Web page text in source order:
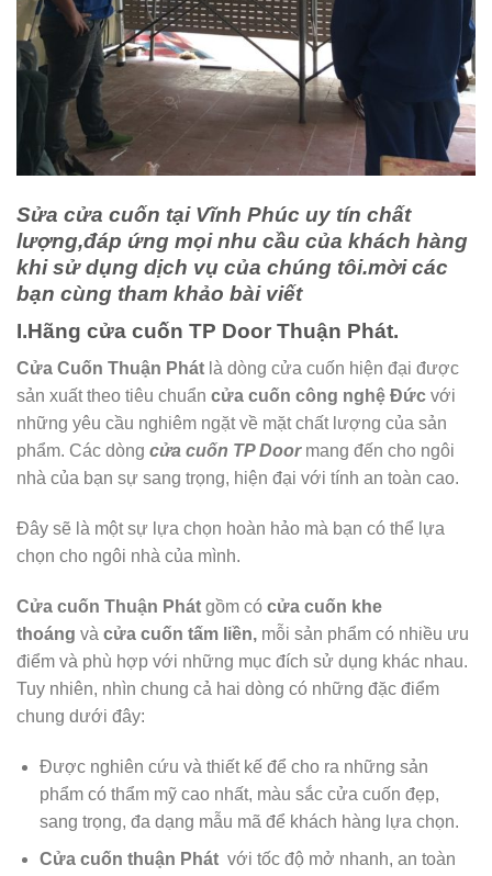
Sửa cửa cuốn tại Vĩnh Phúc uy tín chất
lượng,đáp ứng mọi nhu cầu của khách hàng
khi sử dụng dịch vụ của chúng tôi.mời các
bạn cùng tham khảo bài viết
I.Hãng cửa cuốn TP Door Thuận Phát.
Cửa Cuốn Thuận Phát là dòng cửa cuốn hiện đại được
sản xuất theo tiêu chuẩn cửa cuốn công nghệ Đức với
những yêu cầu nghiêm ngặt về mặt chất lượng của sản
phẩm. Các dòng cửa cuốn TP Doormang đến cho ngôi
nhà của bạn sự sang trọng, hiện đại với tính an toàn cao.
Đây sẽ là một sự lựa chọn hoàn hảo mà bạn có thể lựa
chọn cho ngôi nhà của mình.
Cửa cuốn Thuận Phát gồm có cửa cuốn khe
thoáng và cửa cuốn tấm liền, mỗi sản phẩm có nhiều ưu
điểm và phù hợp với những mục đích sử dụng khác nhau.
Tuy nhiên, nhìn chung cả hai dòng có những đặc điểm
chung dưới đây:
Được nghiên cứu và thiết kế để cho ra những sản
phẩm có thẩm mỹ cao nhất, màu sắc cửa cuốn đẹp,
sang trọng, đa dạng mẫu mã để khách hàng lựa chọn.
Cửa cuốn thuận Phát với tốc độ mở nhanh, an toàn